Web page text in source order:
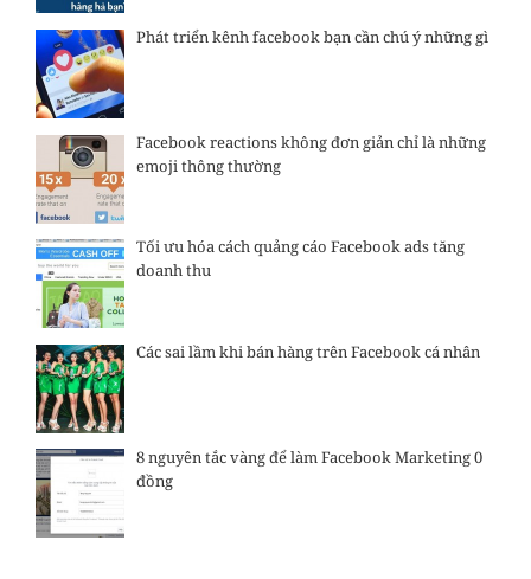
Phát triển kênh facebook bạn cần chú ý những gì
Facebook reactions không đơn giản chỉ là những
emoji thông thường
Tối ưu hóa cách quảng cáo Facebook ads tăng
doanh thu
Các sai lầm khi bán hàng trên Facebook cá nhân
8 nguyên tắc vàng để làm Facebook Marketing 0
đồng